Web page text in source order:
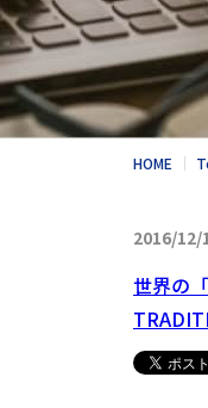
総合カ
総合カ
お問合せ
新卒エン
キャリ
HOME
2016/12/
世界の「